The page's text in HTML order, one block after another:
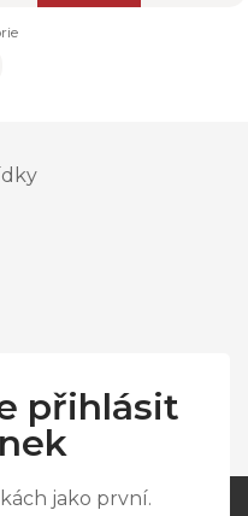
přihlásit
jako první.